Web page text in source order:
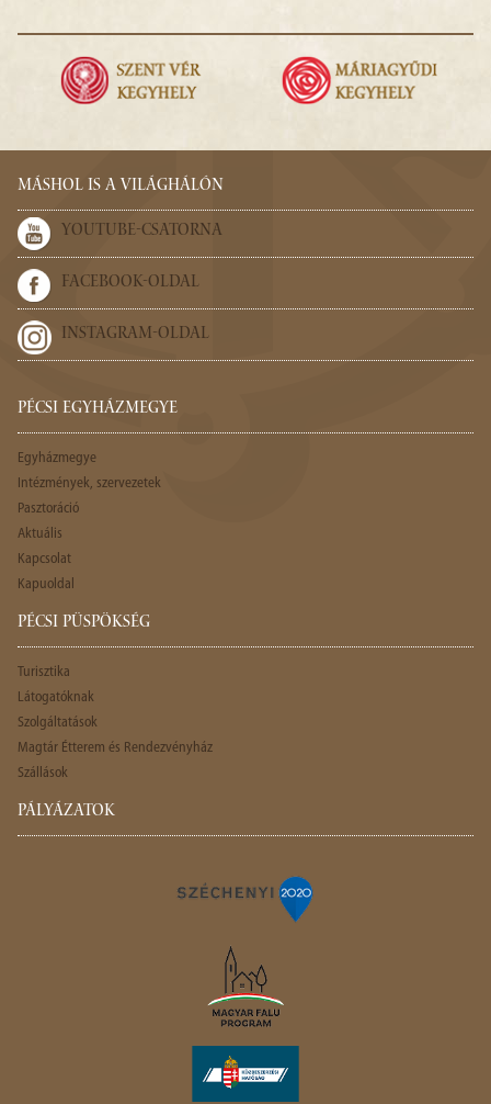
MÁSHOL IS A VILÁGHÁLÓN
YOUTUBE-CSATORNA
FACEBOOK-OLDAL
INSTAGRAM-OLDAL
PÉCSI EGYHÁZMEGYE
Egyházmegye
Intézmények, szervezetek
Pasztoráció
Aktuális
Kapcsolat
Kapuoldal
PÉCSI PÜSPÖKSÉG
Turisztika
Látogatóknak
Szolgáltatások
Magtár Étterem és Rendezvényház
Szállások
PÁLYÁZATOK